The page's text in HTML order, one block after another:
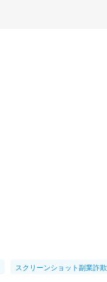
スクリーンショット副業詐欺